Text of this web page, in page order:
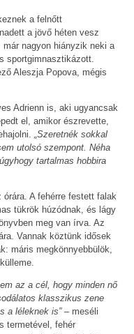
a felnőtt
a jövő héten vesz
nagyon hiányzik neki a
sportgimnasztikázott.
Aleszja Popova, mégis
Adrienn is, aki ugyancsak
el, amikor észrevette,
„Szeretnék sokkal
utolsó szempont. Néha
tartalmas hobbira
A fehérre festett falak
tükrök húzódnak, és lágy
meg van írva. Az
Vannak köztünk idősek
máris megkönnyebbülök,
az a cél, hogy minden nő
klasszikus zene
a léleknek is” – meséli
termetével, fehér